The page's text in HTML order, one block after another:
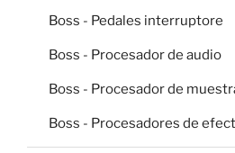
Boss - Pedales interruptore
Boss - Procesador de audio
Boss - Procesador de
Boss - Procesadores de